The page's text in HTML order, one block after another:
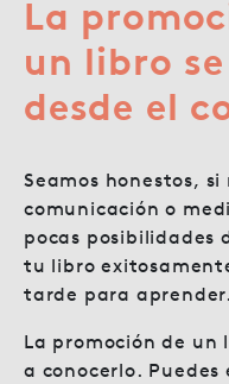
La
un libro
desde el
Seamos honestos,
comunicación o
pocas posibilidades
tu libro
tarde para aprender.
La promoción de
a conocerlo.